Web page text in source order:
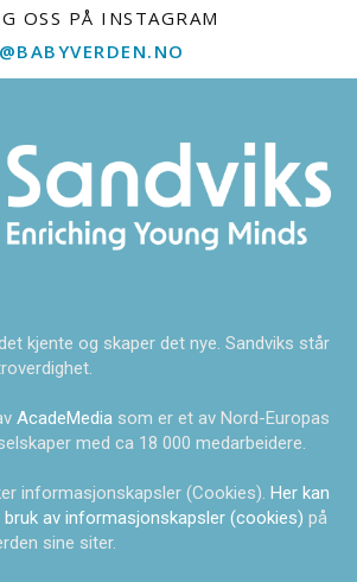
OSS PÅ INSTAGRAM
@BABYVERDEN.NO
kjente og skaper det nye. Sandviks står
AcadeMedia som er et av Nord-Europas
med ca 18 000 medarbeidere.
informasjonskapsler (Cookies). Her kan
av informasjonskapsler (cookies) på
sine siter.